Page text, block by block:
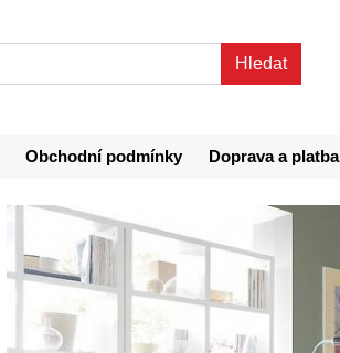
Obchodní podmínky Doprava a platba